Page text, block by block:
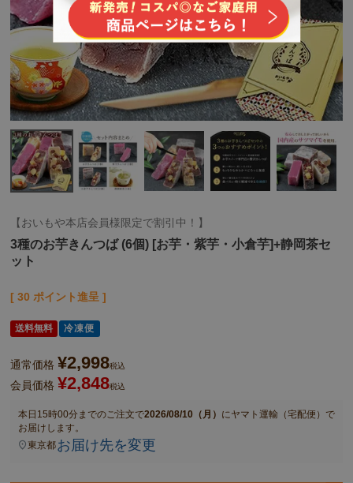
【おいもや本店会員様限定で割引中！】
3種のお芋きんつば (6個) [お芋・紫芋・小倉芋]+静岡茶セ
ット
[ 30 ポイント進呈 ]
送料無料 冷凍便
通常価格 ¥2,998税込
会員価格 ¥2,848税込
本日 15時00分までのご注文で2026/08/10（月） にヤマト運輸（宅配便） で
お届けします。
東京都お届け先を変更